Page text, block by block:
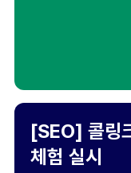
[SEO] 콜링
체험 실시